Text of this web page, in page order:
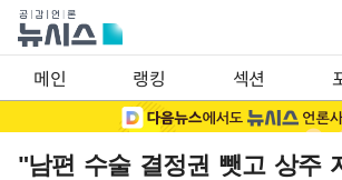
메인 랭킹 섹션
"남편 수술 결정권 뺏고 상주